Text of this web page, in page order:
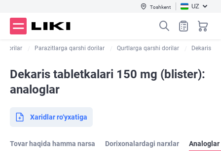
Toshkent UZ
dorilar Parazitlarga qarshi dorilar Qurtlarga qarshi dorilar Dekaris
Dekaris tabletkalari 150 mg (blister):
analoglar
Xaridlar ro‘yxatiga
Tovar haqida hamma narsa Dorixonalardagi narxlar Analoglar